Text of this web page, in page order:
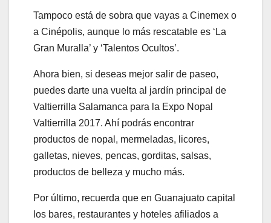
Tampoco está de sobra que vayas a Cinemex o
a Cinépolis, aunque lo más rescatable es ‘La
Gran Muralla’ y ‘Talentos Ocultos’.
Ahora bien, si deseas mejor salir de paseo,
puedes darte una vuelta al jardín principal de
Valtierrilla Salamanca para la Expo Nopal
Valtierrilla 2017. Ahí podrás encontrar
productos de nopal, mermeladas, licores,
galletas, nieves, pencas, gorditas, salsas,
productos de belleza y mucho más.
Por último, recuerda que en Guanajuato capital
los bares, restaurantes y hoteles afiliados a